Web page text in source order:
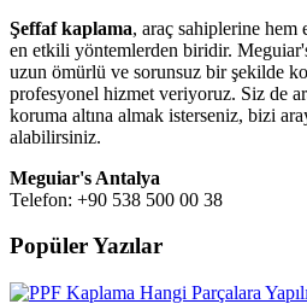
Şeffaf kaplama, araç sahiplerine hem
en etkili yöntemlerden biridir.
uzun ömürlü ve sorunsuz bir şekilde
profesyonel hizmet veriyoruz. Siz de
koruma altına almak isterseniz, bizi
alabilirsiniz.
Meguiar's Antalya
Telefon: +90 538 500 00 38
Popüler Yazılar